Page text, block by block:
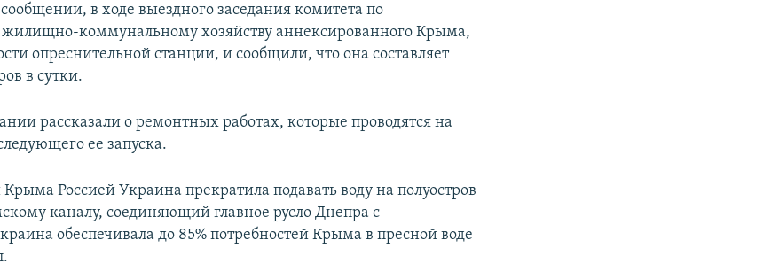
в ходе выездного заседания комитета по
жилищно-коммунальному хозяйству аннексированного Крыма,
опреснительной станции, и сообщили, что она составляет
в сутки.
рассказали о ремонтных работах, которые проводятся на
ее запуска.
Россией Украина прекратила подавать воду на полуостров
каналу, соединяющий главное русло Днепра с
обеспечивала до 85% потребностей Крыма в пресной воде